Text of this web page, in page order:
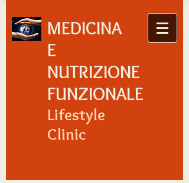
MEDICINA
E
NUTRIZIONE
FUNZIONALE
Lifestyle
Clinic